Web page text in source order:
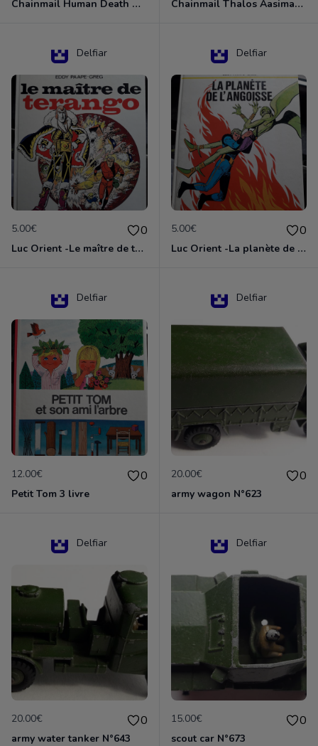
Chainmail Human Death Cleric Chainmail Thalos Aasimar Cleric
Delfiar
5.00€ 0
Luc Orient -Le maître de terango
Delfiar
5.00€ 0
Luc Orient -La planète de l'angoisse
Delfiar
12.00€ 0
Petit Tom 3 livre
Delfiar
20.00€ 0
army wagon N°623
Delfiar
20.00€ 0
army water tanker N°643
Delfiar
15.00€ 0
scout car N°673